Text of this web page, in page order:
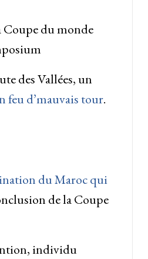
Coupe du monde
des Vallées, un
feu d’mauvais tour.
du Maroc qui
de la Coupe
individu